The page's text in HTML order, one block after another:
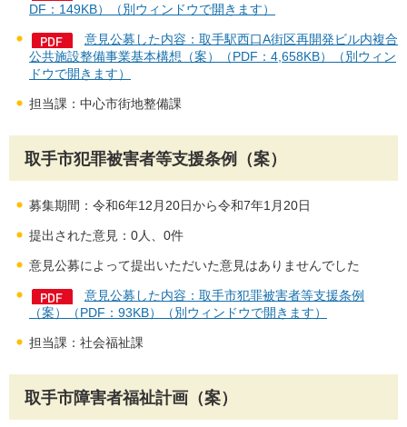
DF：149KB）（別ウィンドウで開きます）
意見公募した内容：取手駅西口A街区再開発ビル内複合
公共施設整備事業基本構想（案）（PDF：4,658KB）（別ウィン
ドウで開きます）
担当課：中心市街地整備課
取手市犯罪被害者等支援条例（案）
募集期間：令和6年12月20日から令和7年1月20日
提出された意見：0人、0件
意見公募によって提出いただいた意見はありませんでした
意見公募した内容：取手市犯罪被害者等支援条例
（案）（PDF：93KB）（別ウィンドウで開きます）
担当課：社会福祉課
取手市障害者福祉計画（案）